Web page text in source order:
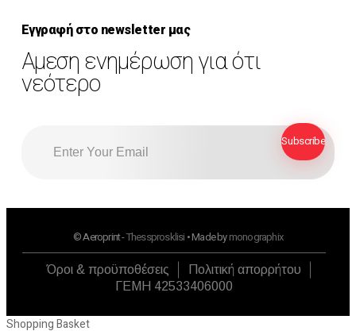
Εγγραφή στο newsletter μας
Αμεση ενημέρωση για ότι
νεότερο
© Aeroprint -Thessprosklisi • Made bymonographix
Όροι & προϋποθέσεις
Πολιτική απορρήτου
ΓΕΜΗ 42533406000
Shopping Basket